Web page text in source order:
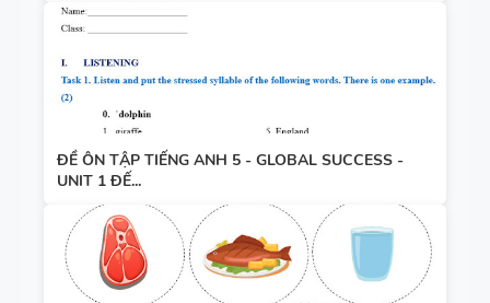
ĐỀ ÔN TẬP TIẾNG ANH 5 - GLOBAL SUCCESS -
UNIT 1 ĐẾ...